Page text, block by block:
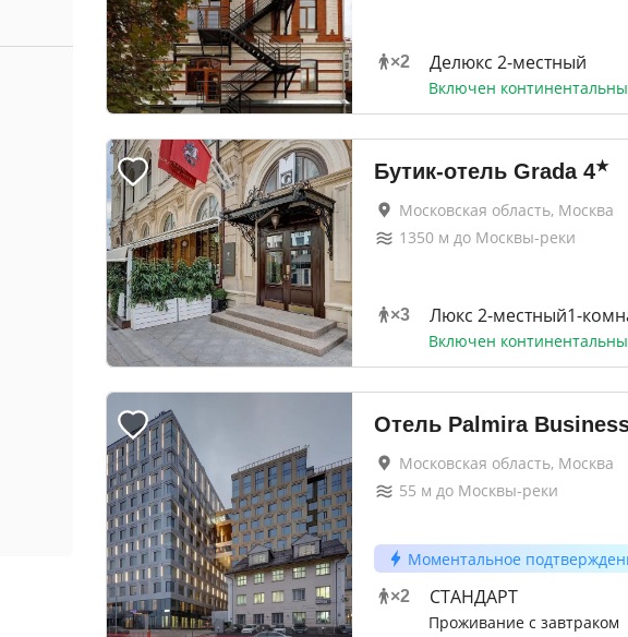
×2 Делюкс 2-местный
Включен
Бутик-отель Grada 4★
Московская область, Москва
1350м до Москвы-реки
×3 Люкс 2-местный1-
Включен
Отель Palmira
Московская область, Москва
55 м до Москвы-реки
Моментальное
×2 СТАНДАРТ
Проживание с завтраком